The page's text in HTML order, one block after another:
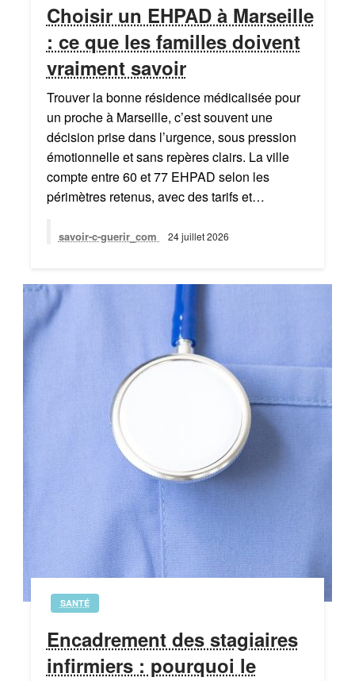
Choisir un EHPAD à Marseille
: ce que les familles doivent
vraiment savoir
Trouver la bonne résidence médicalisée pour
un proche à Marseille, c’est souvent une
décision prise dans l’urgence, sous pression
émotionnelle et sans repères clairs. La ville
compte entre 60 et 77 EHPAD selon les
périmètres retenus, avec des tarifs et…
savoir-c-guerir_com 24 juillet 2026
SANTÉ
Encadrement des stagiaires
infirmiers : pourquoi le